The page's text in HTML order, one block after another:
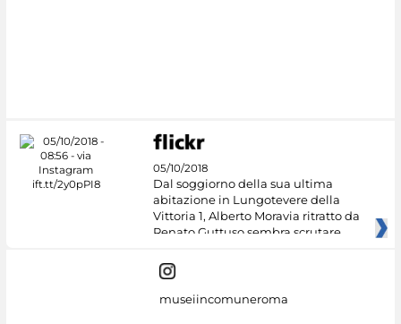
05/10/2018
Dal soggiorno della sua ultima
abitazione in Lungotevere della
Vittoria 1, Alberto Moravia ritratto da
Renato Guttuso sembra scrutare
museiincomuneroma